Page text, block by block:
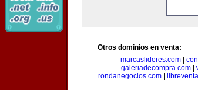
Otros dominios en venta:
marcaslideres.com
galeriadecompra.com|
rondanegocios.com